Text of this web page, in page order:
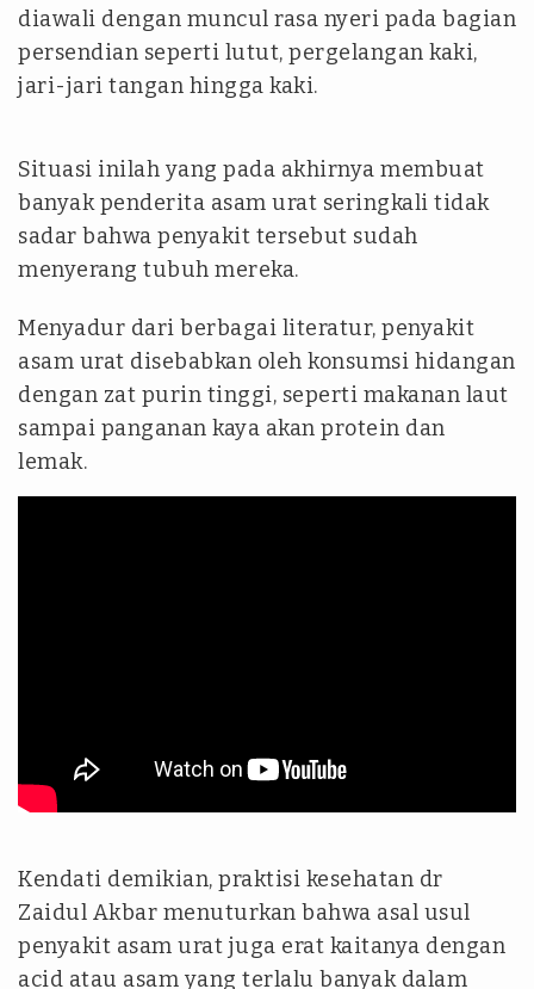
diawali dengan muncul rasa nyeri pada bagian
persendian seperti lutut, pergelangan kaki,
jari-jari tangan hingga kaki.
Situasi inilah yang pada akhirnya membuat
banyak penderita asam urat seringkali tidak
sadar bahwa penyakit tersebut sudah
menyerang tubuh mereka.
Menyadur dari berbagai literatur, penyakit
asam urat disebabkan oleh konsumsi hidangan
dengan zat purin tinggi, seperti makanan laut
sampai panganan kaya akan protein dan
lemak.
Kendati demikian, praktisi kesehatan dr
Zaidul Akbar menuturkan bahwa asal usul
penyakit asam urat juga erat kaitanya dengan
acid atau asam yang terlalu banyak dalam